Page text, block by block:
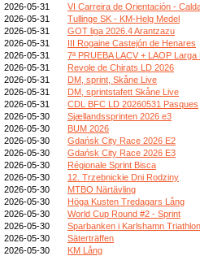
2026-05-31
VI Carreira de Orientación -
2026-05-31
Tullinge SK - KM-Helg Medel
2026-05-31
GOT liga 2026.4 Arantzazu
2026-05-31
III Rogaine Castejón de Henares
2026-05-31
7ª PRUEBA LACV + LAOP
2026-05-31
Revole de Chirats LD 2026
2026-05-31
DM, sprint, Skåne Live
2026-05-31
DM, sprintstafett Skåne Live
2026-05-31
CDL BFC LD 20260531 Pasques
2026-05-30
Sjællandssprinten 2026 e3
2026-05-30
BUM 2026
2026-05-30
Gdańsk City Race 2026 E2
2026-05-30
Gdańsk City Race 2026 E3
2026-05-30
Régionale Sprint Bisca
2026-05-30
12. Trzebnickie Dni Rodziny
2026-05-30
MTBO Närtävling
2026-05-30
Höga Kusten Tredagars Lång
2026-05-30
World Cup Round #2 - Sprint
2026-05-30
Sparbanken i Karlshamn
2026-05-30
Säterträffen
2026-05-30
KM Lång